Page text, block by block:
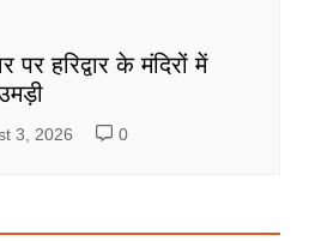
हरिद्वार के मंदिरों में
3, 2026 0